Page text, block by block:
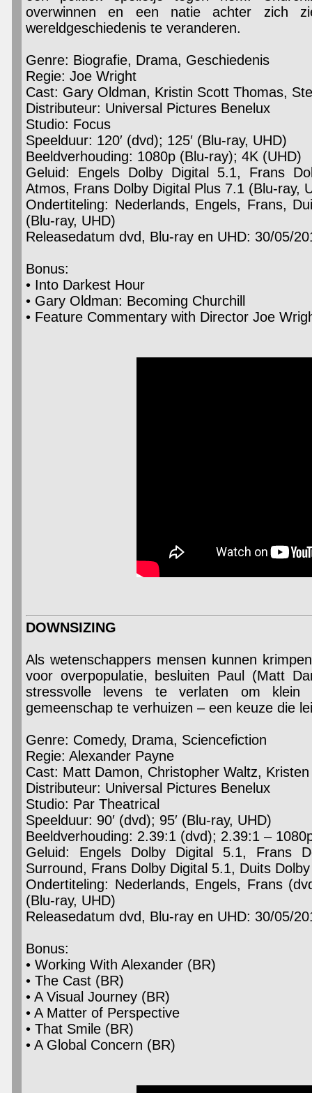
overwinnen en een natie achter zich
wereldgeschiedenis te veranderen.
Genre: Biografie, Drama, Geschiedenis
Regie: Joe Wright
Cast: Gary Oldman, Kristin Scott Thomas,
Distributeur: Universal Pictures Benelux
Studio: Focus
Speelduur: 120′ (dvd); 125′ (Blu-ray, UHD)
Beeldverhouding: 1080p (Blu-ray); 4K (UHD)
Geluid: Engels Dolby Digital 5.1, Frans
Atmos, Frans Dolby Digital Plus 7.1 (Blu-ray,
Ondertiteling: Nederlands, Engels, Frans,
(Blu-ray, UHD)
Releasedatum dvd, Blu-ray en UHD: 30/05/
Bonus:
• Into Darkest Hour
• Gary Oldman: Becoming Churchill
• Feature Commentary with Director Joe
DOWNSIZING
Als wetenschappers mensen kunnen
voor overpopulatie, besluiten Paul (Matt
stressvolle levens te verlaten om
gemeenschap te verhuizen – een keuze die
Genre: Comedy, Drama, Sciencefiction
Regie: Alexander Payne
Cast: Matt Damon, Christopher Waltz, Kristen
Distributeur: Universal Pictures Benelux
Studio: Par Theatrical
Speelduur: 90′ (dvd); 95′ (Blu-ray, UHD)
Beeldverhouding: 2.39:1 (dvd); 2.39:1 –
Geluid: Engels Dolby Digital 5.1, Frans
Surround, Frans Dolby Digital 5.1, Duits
Ondertiteling: Nederlands, Engels, Frans
(Blu-ray, UHD)
Releasedatum dvd, Blu-ray en UHD: 30/05/
Bonus:
• Working With Alexander (BR)
• The Cast (BR)
• A Visual Journey (BR)
• A Matter of Perspective
• That Smile (BR)
• A Global Concern (BR)